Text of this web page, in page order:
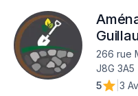
confiance. Notre force, quant à elle, repose sur nos solides
atouts. UNE ESTIMATION PRÉCISE Chaque projet fait l'objet
d'une estimation précise
matériaux requises pour
UN PLAN DÉTAILLÉ Quelle que soit l'ampleur de votre projet,
vous recevez un plan
266 rue
J8G 3A5
5
3